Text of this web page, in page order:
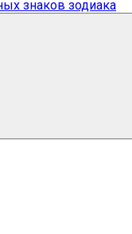
знаков зодиака
Поиск